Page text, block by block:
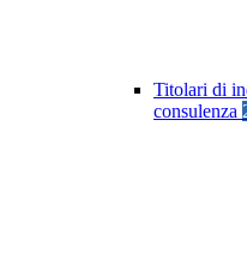
Titolari di
consulenza